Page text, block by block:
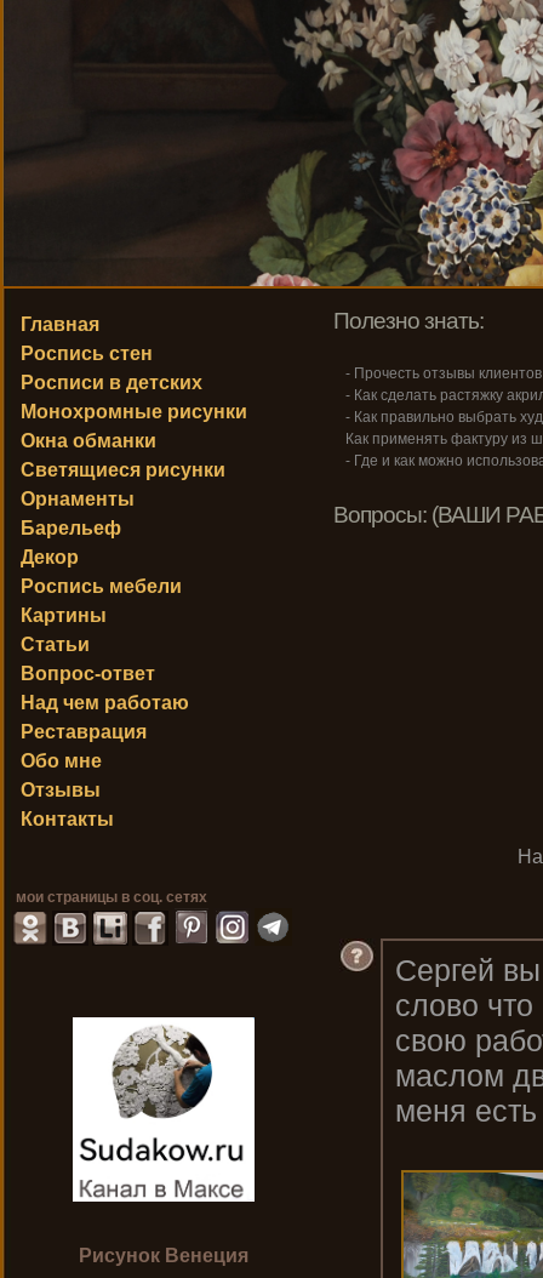
Полезно знать:
- Прочесть отзывы клиентов
- Как сделать растяжку
- Как правильно выбрать
Как применять фактуру из
- Где и как можно
Вопросы: (ВАШИ
Сергей
слово
свою
маслом
меня
Главная
Роспись стен
Росписи в детских
Монохромные рисунки
Окна обманки
Светящиеся рисунки
Орнаменты
Барельеф
Декор
Роспись мебели
Картины
Статьи
Вопрос-ответ
Над чем работаю
Реставрация
Обо мне
Отзывы
Контакты
мои страницы в соц. сетях
Рисунок Венеция